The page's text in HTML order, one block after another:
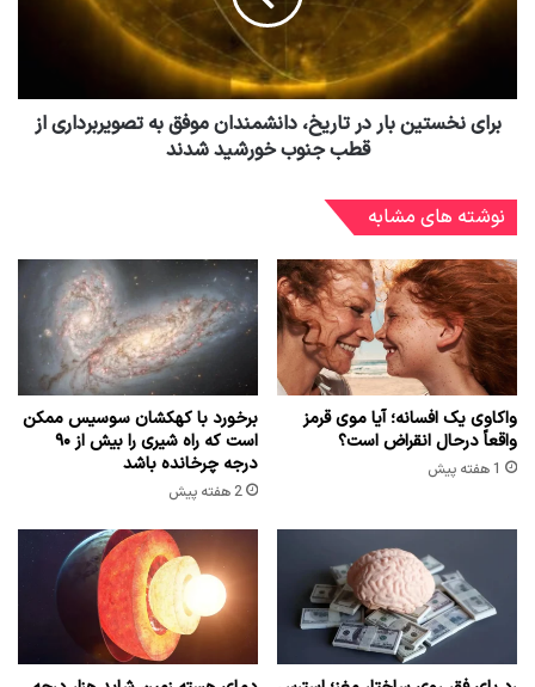
برای نخستین بار در تاریخ، دانشمندان موفق به تصویربرداری از
قطب جنوب خورشید شدند
نوشته های مشابه
واکاوی یک افسانه؛ آیا موی قرمز
واقعاً درحال انقراض است؟
1 هفته پیش
برخورد با کهکشان سوسیس ممکن
است که راه شیری را بیش از ۹۰
درجه چرخانده باشد
2 هفته پیش